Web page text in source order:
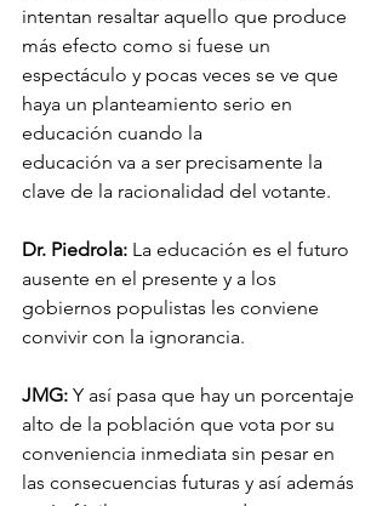
intentan resaltar aquello que produce
más efecto como si fuese un
espectáculo y pocas veces se ve que
haya un planteamiento serio en
educación cuando la
educación va a ser precisamente la
clave de la racionalidad del votante.
Dr. Piedrola: La educación es el futuro
ausente en el presente y a los
gobiernos populistas les conviene
convivir con la ignorancia.
JMG: Y así pasa que hay un porcentaje
alto de la población que vota por su
conveniencia inmediata sin pesar en
las consecuencias futuras y así además